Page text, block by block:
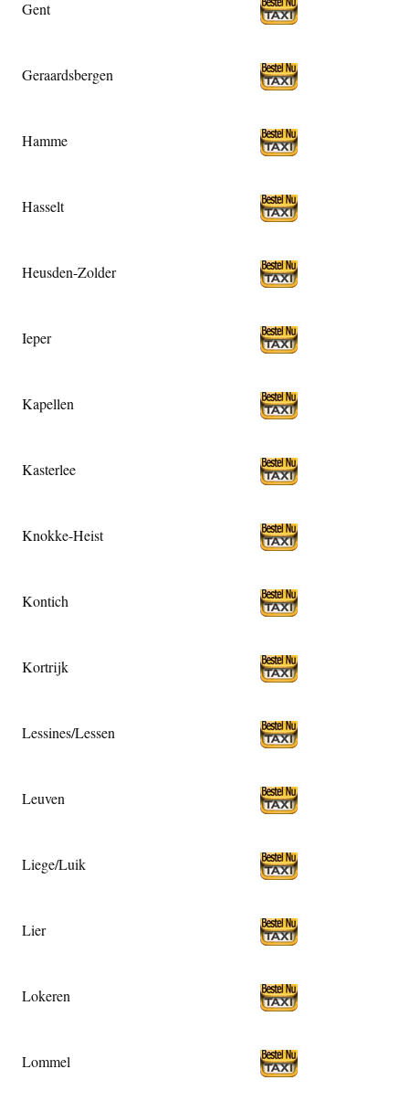
Gent
Geraardsbergen
Hamme
Hasselt
Heusden-Zolder
Ieper
Kapellen
Kasterlee
Knokke-Heist
Kontich
Kortrijk
Lessines/Lessen
Leuven
Liege/Luik
Lier
Lokeren
Lommel